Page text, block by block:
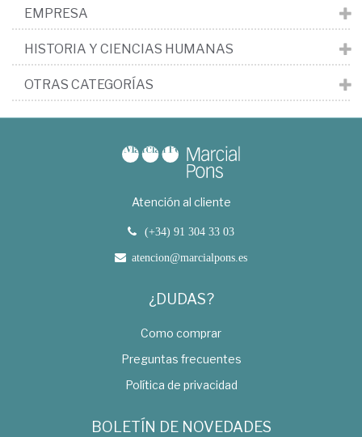
EMPRESA
HISTORIA Y CIENCIAS HUMANAS
OTRAS CATEGORÍAS
Atención al cliente
(+34) 91 304 33 03
atencion@marcialpons.es
¿DUDAS?
Como comprar
Preguntas frecuentes
Política de privacidad
BOLETÍN DE NOVEDADES